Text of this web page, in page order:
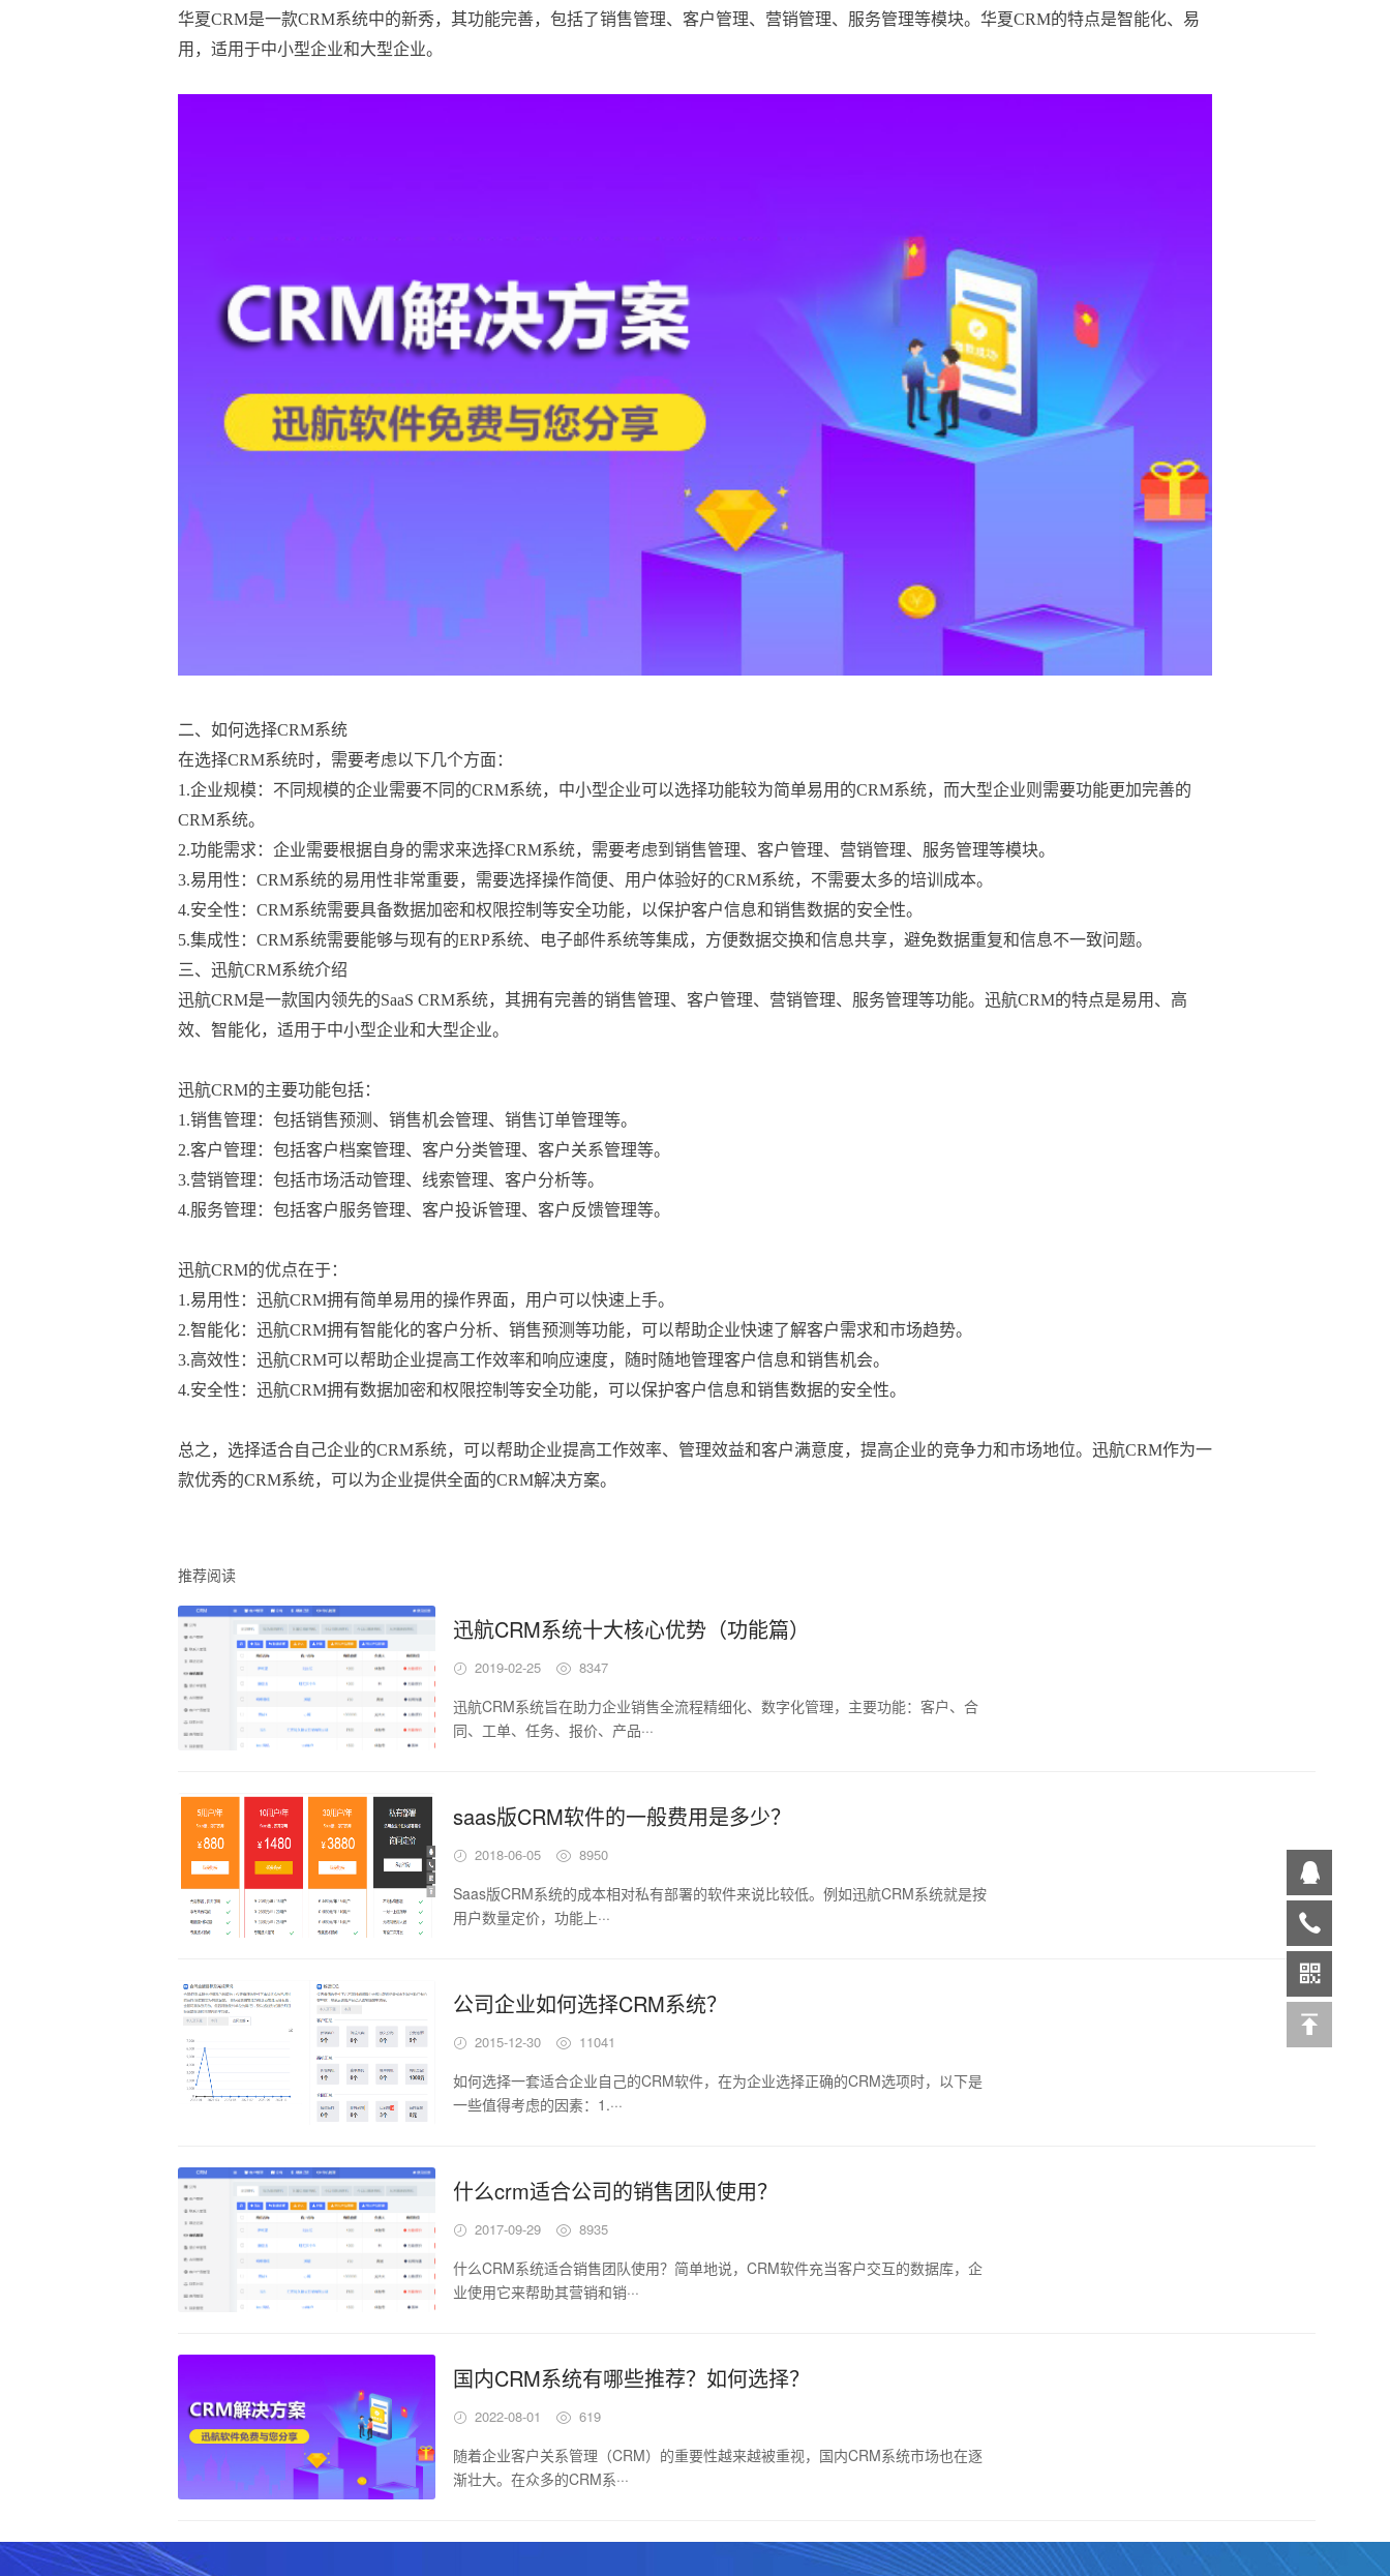
华夏CRM是一款CRM系统中的新秀，其功能完善，包括了销售管理、客户管理、营销管理、服务管理等模块。华夏CRM的特点是智能化、易
用，适用于中小型企业和大型企业。
二、如何选择CRM系统
在选择CRM系统时，需要考虑以下几个方面：
1.企业规模：不同规模的企业需要不同的CRM系统，中小型企业可以选择功能较为简单易用的CRM系统，而大型企业则需要功能更加完善的
CRM系统。
2.功能需求：企业需要根据自身的需求来选择CRM系统，需要考虑到销售管理、客户管理、营销管理、服务管理等模块。
3.易用性：CRM系统的易用性非常重要，需要选择操作简便、用户体验好的CRM系统，不需要太多的培训成本。
4.安全性：CRM系统需要具备数据加密和权限控制等安全功能，以保护客户信息和销售数据的安全性。
5.集成性：CRM系统需要能够与现有的ERP系统、电子邮件系统等集成，方便数据交换和信息共享，避免数据重复和信息不一致问题。
三、迅航CRM系统介绍
迅航CRM是一款国内领先的SaaS CRM系统，其拥有完善的销售管理、客户管理、营销管理、服务管理等功能。迅航CRM的特点是易用、高
效、智能化，适用于中小型企业和大型企业。
迅航CRM的主要功能包括：
1.销售管理：包括销售预测、销售机会管理、销售订单管理等。
2.客户管理：包括客户档案管理、客户分类管理、客户关系管理等。
3.营销管理：包括市场活动管理、线索管理、客户分析等。
4.服务管理：包括客户服务管理、客户投诉管理、客户反馈管理等。
迅航CRM的优点在于：
1.易用性：迅航CRM拥有简单易用的操作界面，用户可以快速上手。
2.智能化：迅航CRM拥有智能化的客户分析、销售预测等功能，可以帮助企业快速了解客户需求和市场趋势。
3.高效性：迅航CRM可以帮助企业提高工作效率和响应速度，随时随地管理客户信息和销售机会。
4.安全性：迅航CRM拥有数据加密和权限控制等安全功能，可以保护客户信息和销售数据的安全性。
总之，选择适合自己企业的CRM系统，可以帮助企业提高工作效率、管理效益和客户满意度，提高企业的竞争力和市场地位。迅航CRM作为一
款优秀的CRM系统，可以为企业提供全面的CRM解决方案。
推荐阅读
迅航CRM系统十大核心优势（功能篇）
2019-02-25 8347
迅航CRM系统旨在助力企业销售全流程精细化、数字化管理，主要功能：客户、合
同、工单、任务、报价、产品···
saas版CRM软件的一般费用是多少？
2018-06-05 8950
Saas版CRM系统的成本相对私有部署的软件来说比较低。例如迅航CRM系统就是按
用户数量定价，功能上···
公司企业如何选择CRM系统？
2015-12-30 11041
如何选择一套适合企业自己的CRM软件，在为企业选择正确的CRM选项时，以下是
一些值得考虑的因素：1.···
什么crm适合公司的销售团队使用？
2017-09-29 8935
什么CRM系统适合销售团队使用？简单地说，CRM软件充当客户交互的数据库，企
业使用它来帮助其营销和销···
国内CRM系统有哪些推荐？如何选择？
2022-08-01 619
随着企业客户关系管理（CRM）的重要性越来越被重视，国内CRM系统市场也在逐
渐壮大。在众多的CRM系···